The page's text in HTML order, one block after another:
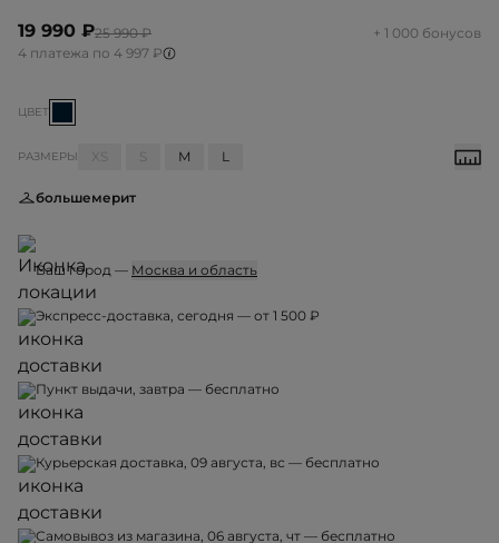
19 990 ₽25 990 ₽
+ 1 000 бонусов
4 платежа по 4 997 ₽
ЦВЕТ
РАЗМЕРЫ XS M L
большемерит
Ваш город — Москва и область
Экспресс-доставка, сегодня — от 1 500 ₽
Пункт выдачи, завтра — бесплатно
Курьерская доставка, 09 августа, вс — бесплатно
Самовывоз из магазина, 06 августа, чт — бесплатно